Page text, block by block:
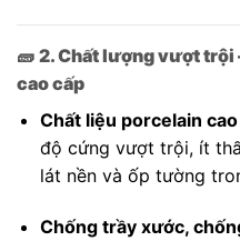
🧱 2. Chất lượng vượt trội
cao cấp
Chất liệu porcelain
độ cứng vượt trội, ít
lát nền và ốp tường
Chống trầy xước,